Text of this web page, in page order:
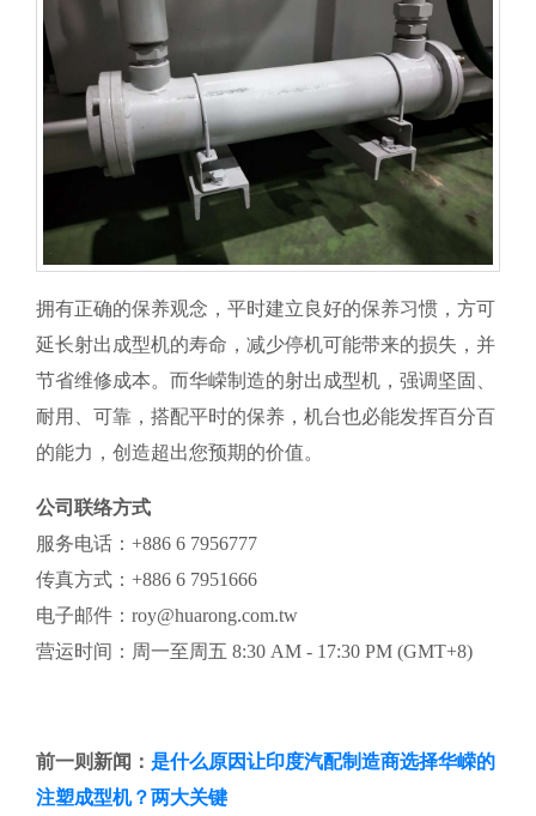
拥有正确的保养观念，平时建立良好的保养习惯，方可
延长射出成型机的寿命，减少停机可能带来的损失，并
节省维修成本。而华嵘制造的射出成型机，强调坚固、
耐用、可靠，搭配平时的保养，机台也必能发挥百分百
的能力，创造超出您预期的价值。
公司联络方式
服务电话：+886 6 7956777
传真方式：+886 6 7951666
电子邮件： roy@huarong.com.tw
营运时间：周一至周五 8:30 AM - 17:30 PM (GMT+8)
前一则新闻： 是什么原因让印度汽配制造商选择华嵘的
注塑成型机？两大关键